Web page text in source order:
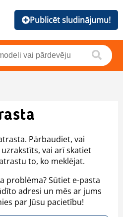
Publicēt sludinājumu!
Pārbaudiet, vai
vai arī skatiet
to, ko meklējat.
problēma? Sūtiet e-pasta
adresi un mēs ar jums
par Jūsu pacietību!